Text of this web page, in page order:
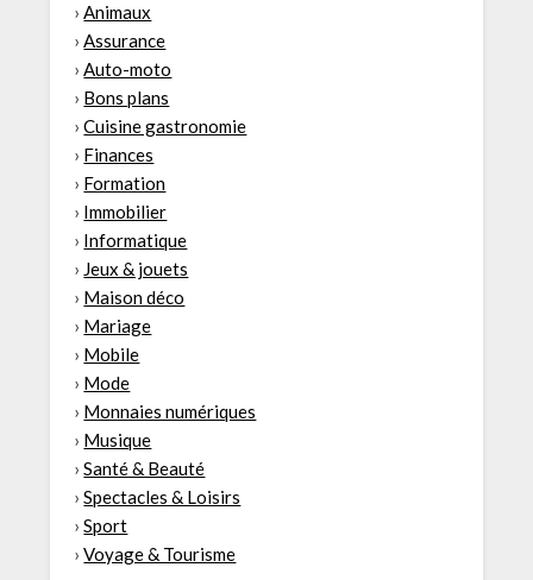
›Animaux
›Assurance
›Auto-moto
› Bons plans
›Cuisine gastronomie
› Finances
› Formation
› Immobilier
› Informatique
› Jeux & jouets
› Maison déco
› Mariage
› Mobile
› Mode
› Monnaies numériques
› Musique
›Santé & Beauté
›Spectacles & Loisirs
›Sport
›Voyage & Tourisme